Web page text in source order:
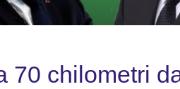
70 chilometri